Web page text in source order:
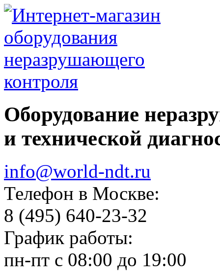
Оборудование
и технической
info@world-ndt.ru
Телефон в Москве:
8 (495) 640-23-32
График работы:
пн-пт с 08:00 до 19:00